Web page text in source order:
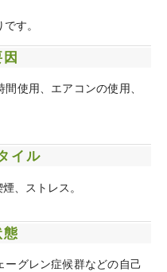
す。
使用、エアコンの使用、
イル
、ストレス。
態
ーグレン症候群などの自己